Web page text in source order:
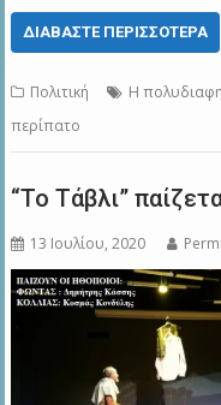
ΔΙΑΒΆΣΤΕ ΠΕΡΙΣΣΌΤΕΡΑ
Πολιτική
Η
περίπατο
“Το Τάβλι”
13 Ιουλίου, 2020